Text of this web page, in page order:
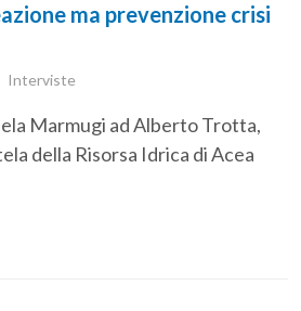
ma prevenzione crisi
Interviste
Marmugi ad Alberto Trotta,
della Risorsa Idrica di Acea